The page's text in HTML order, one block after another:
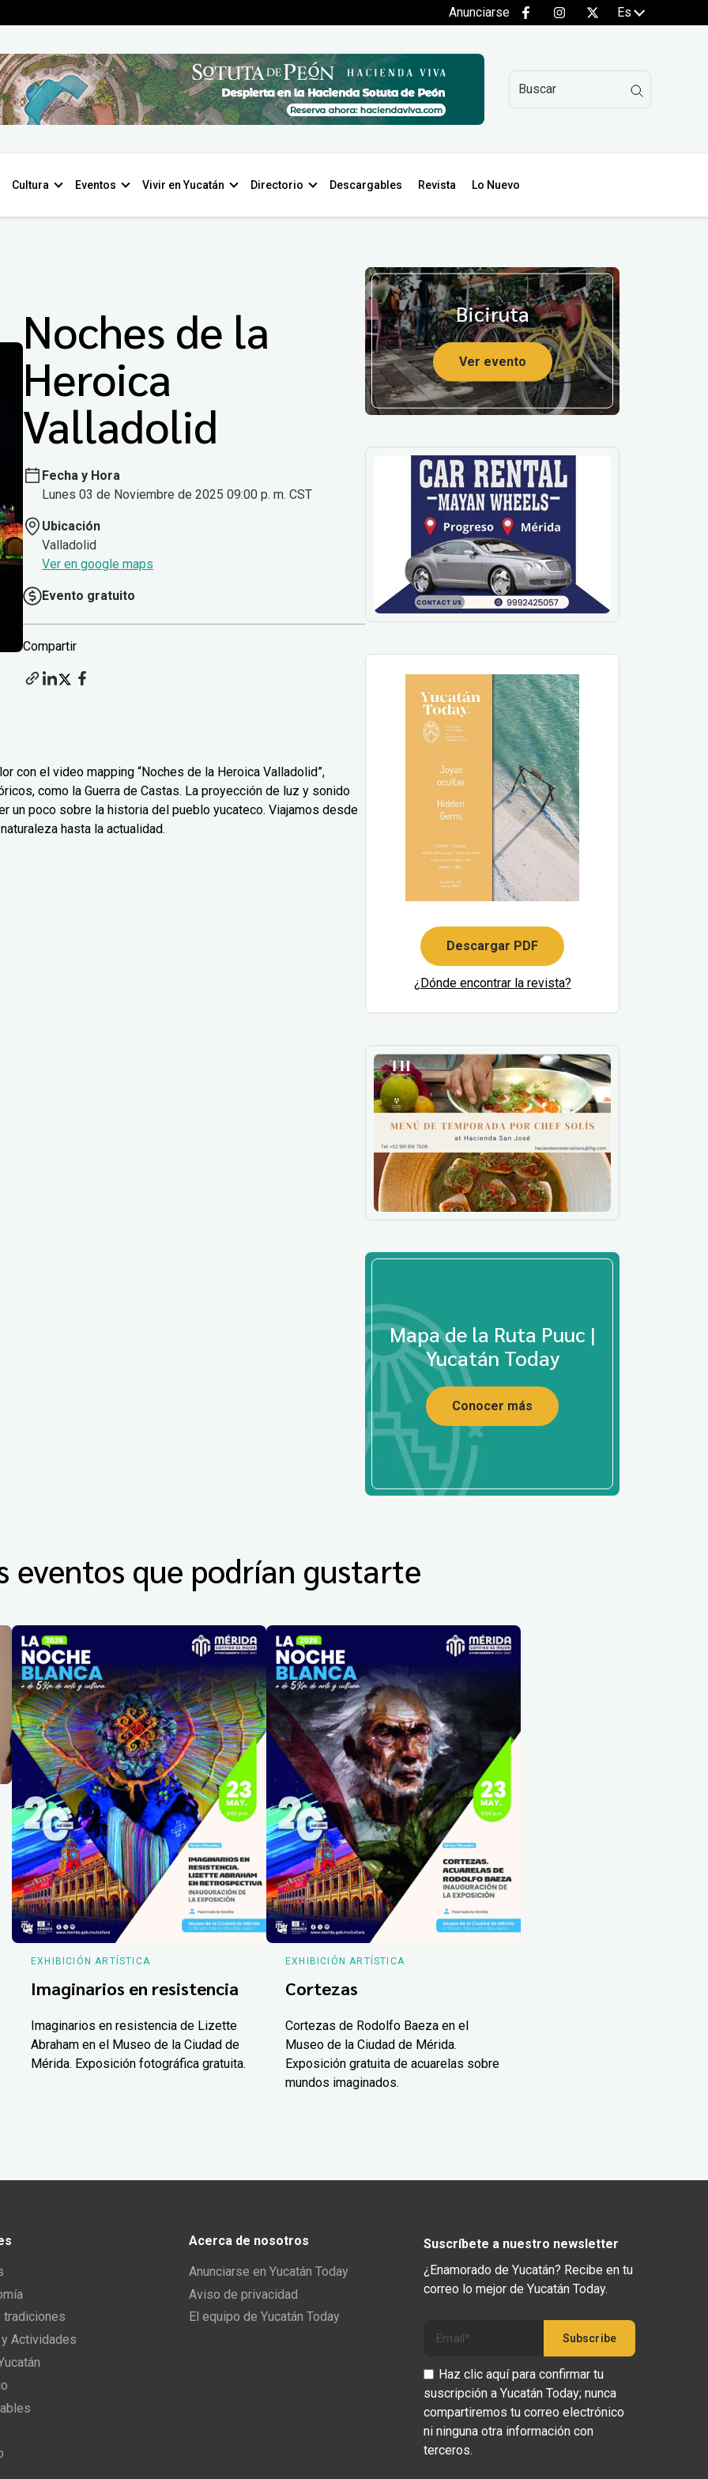
Anunciarse Es
Cultura Eventos Vivir en Yucatán Directorio Descargables Revista Lo Nuevo
Noches de la
Heroica
Valladolid
Fecha y Hora
Lunes 03 de Noviembre de 2025 09:00 p. m. CST
Ubicación
Valladolid
Ver en google maps
Evento gratuito
Compartir
con el video mapping “Noches de la Heroica Valladolid”,
como la Guerra de Castas. La proyección de luz y sonido
un poco sobre la historia del pueblo yucateco. Viajamos desde
hasta la actualidad.
Biciruta
Ver evento
Descargar PDF
¿Dónde encontrar la revista?
Mapa de la Ruta Puuc |
Yucatán Today
Conocer más
eventos que podrían gustarte
EXHIBICIÓN ARTÍSTICA
Imaginarios en resistencia
Imaginarios en resistencia de Lizette
Abraham en el Museo de la Ciudad de
Mérida. Exposición fotográfica gratuita.
EXHIBICIÓN ARTÍSTICA
Cortezas
Cortezas de Rodolfo Baeza en el
Museo de la Ciudad de Mérida.
Exposición gratuita de acuarelas sobre
mundos imaginados.
tradiciones
Actividades
Acerca de nosotros
Anunciarse en Yucatán Today
Aviso de privacidad
El equipo de Yucatán Today
Suscríbete a nuestro newsletter
¿Enamorado de Yucatán? Recibe en tu
correo lo mejor de Yucatán Today.
Haz clic aquí para confirmar tu
suscripción a Yucatán Today; nunca
compartiremos tu correo electrónico
ni ninguna otra información con
terceros.